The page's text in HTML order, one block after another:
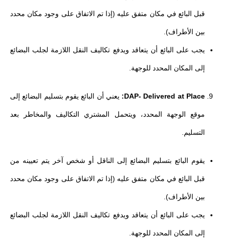
قبل البائع في مكان متفق عليه (إذا تم الاتفاق على وجود مكان محدد
بين الأطراف).
يجب على البائع أن يتعاقد ويدفع تكاليف النقل اللازمة لجلب البضائع
إلى المكان المحدد للوجهة.
DAP- Delivered at Place: يعني أن البائع يقوم بتسليم البضائع إلى
موقع الوجهة المحدد، ويتحمل المشتري التكاليف والمخاطر بعد
التسليم.
يقوم البائع بتسليم البضائع إلى الناقل أو شخص آخر يتم تعيينه من
قبل البائع في مكان متفق عليه (إذا تم الاتفاق على وجود مكان محدد
بين الأطراف).
يجب على البائع أن يتعاقد ويدفع تكاليف النقل اللازمة لجلب البضائع
إلى المكان المحدد للوجهة.